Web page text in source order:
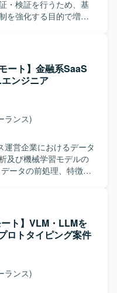
ずプロダクト全体の
個別要望への対応を
改善につなげられる
し必要な関係者を巻き
ダクトマネージャー
に議論できる方を歓
験や強みを尊重し技術
、開発速度と品質の両
める方に活躍してい
ターへ導入し、現場か
プロダクトを改善して
。単に決められた仕
くプロダクトとして
いくことが求められ
発を両立するために、
ームの進め方そのもの
エンドとバックエン
的にはテックリードと
推進にも関与できるポ
支援、通話内容の活
析、恒久的な改善に取
クトの成長や顧客価
選定、リファクタリ
。さらに、コードレ
質の向上、開発プロセ
方法の改善、チームメ
有を通じてチーム開
行いながらチームをリ
トエンドとバックエ
全体の課題に向き合え
だけでなく、顧客価値
きる方、不具合や個
つなげられる方を歓
方、プロダクトマネ
と建設的に議論でき
を尊重しつつ技術的な
参画いただきたいと考
責任を持ち、継続的
ションの
ンタクトセンターへ導
クをもとにプロダク
・検証を行うため、基
を強化する目的で増員
て、エンド側システム
アプリケーションを試
を行っていただきま
ェアやDB、監視・ログ
施いただきます。 ・既
において、基盤側およ
応を行っていただきま
クラスター内で動作
・改修・検証を行って
容を整理し、ドキュメ
求める人物
がら、オープンに議
新しい技術要素やツー
し、知見として蓄積・
ります。 ・自律的にタ
ける方にマッチする
トベッド環境の構築や
ができます。 ・
ート】金融系SaaS
ンジニア
ランス)
運営企業におけるデータ
及び機械学習モデルの
ータの前処理、特徴量
クト内および社内への
計モデリング：scikit-
etc. ・クラウドプラッ
・分析基盤：BigQuery
・構成管理ツー
モデリング：
ション：
ト】VLM・LLMを
ロトタイピング案件
ランス)